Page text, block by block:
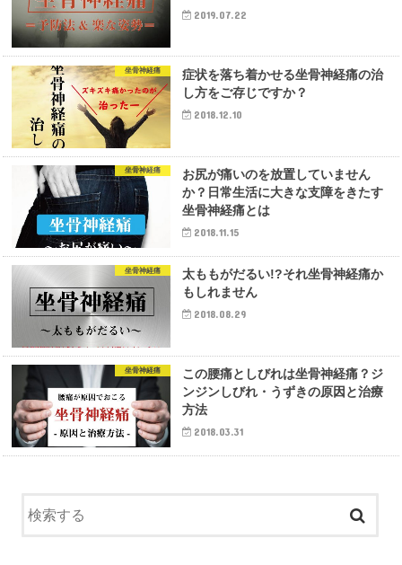
2019.07.22
坐骨神経痛
症状を落ち着かせる坐骨神経痛の治
し方をご存じですか？
2018.12.10
坐骨神経痛
お尻が痛いのを放置していません
か？日常生活に大きな支障をきたす
坐骨神経痛とは
2018.11.15
坐骨神経痛
太ももがだるい!?それ坐骨神経痛か
もしれません
2018.08.29
坐骨神経痛
この腰痛としびれは坐骨神経痛？ジ
ンジンしびれ・うずきの原因と治療
方法
2018.03.31